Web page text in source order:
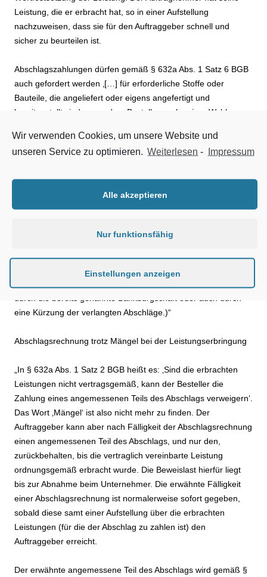
Leistung, die er erbracht hat, so in einer Aufstellung
nachzuweisen, dass sie für den Auftraggeber schnell und
sicher zu beurteilen ist.
Abschlagszahlungen dürfen gemäß § 632a Abs. 1 Satz 6 BGB
auch gefordert werden ‚[…] für erforderliche Stoffe oder
Bauteile, die angeliefert oder eigens angefertigt und
bereitgestellt sind, wenn dem Besteller nach seiner Wahl
entsprechende Sicherheit hierfür geleistet wird‘. Eigentum wird
einem Auftraggeber z. B. an einem Bauteil in der Regel
Verbrauchervertrag – insbesondere werden die Abschläge hier
Auftragnehmer dem Auftraggeber im Gegenzug eine Sicherheit
durch die bereits genannte Bankbürgschaft oder auch durch
eine Kürzung der verlangten Abschläge.)“
Abschlagsrechnung trotz Mängel bei der Leistungserbringung
„In § 632a Abs. 1 Satz 2 BGB heißt es: ‚Sind die erbrachten
Leistungen nicht vertragsgemäß, kann der Besteller die
Zahlung eines angemessenen Teils des Abschlags verweigern‘.
Das Wort ‚Mängel‘ ist also nicht mehr zu finden. Der
Auftraggeber kann aber nach Fälligkeit der Abschlagsrechnung
einen angemessenen Teil des Abschlags, und nur den,
zurückbehalten, bis die vertraglich vereinbarte Leistung
ordnungsgemäß erbracht wurde. Die Beweislast hierfür liegt
bis zur Abnahme beim Unternehmer. Die erwähnte Fälligkeit
einer Abschlagsrechnung ist normalerweise sofort gegeben,
sobald diese samt einer Aufstellung über die erbrachten
Leistungen (für die der Abschlag zu zahlen ist) den
Auftraggeber erreicht.
Der erwähnte angemessene Teil des Abschlags wird gemäß §
Wir verwenden Cookies, um unsere Website und
unseren Service zu optimieren. Weiterlesen - Impressum
Alle akzeptieren
Nur funktionsfähig
Einstellungen anzeigen